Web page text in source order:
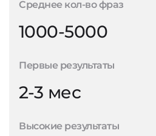
Среднее кол-во фраз
1000-5000
Первые результаты
2-3 мес
Высокие результаты